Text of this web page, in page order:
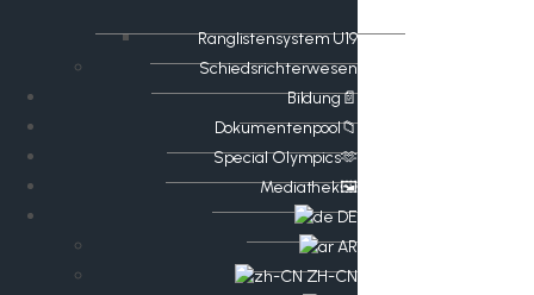
Ranglistensystem U19
Schiedsrichterwesen
Bildung📄
Dokumentenpool📁
​​Special Olympics🫶
Mediathek🖼️​
DE
AR
ZH-CN